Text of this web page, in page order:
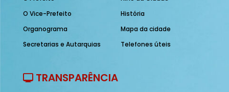
O Vice-Prefeito
Organograma
Secretarias e Autarquias
História
Mapa da cidade
Telefones úteis
TRANSPARÊNCIA